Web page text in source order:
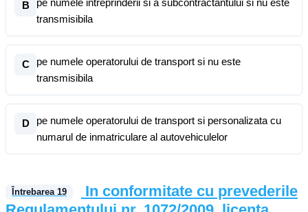
B
pe numele intreprinderii si a subcontractantului si nu este
transmisibila
C
pe numele operatorului de transport si nu este
transmisibila
D
pe numele operatorului de transport si personalizata cu
numarul de inmatriculare al autovehiculelor
Întrebarea 19
In conformitate cu prevederile